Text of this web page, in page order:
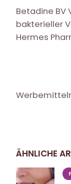
ÄHNLICHE
Betadine BV
bakterieller
Hermes